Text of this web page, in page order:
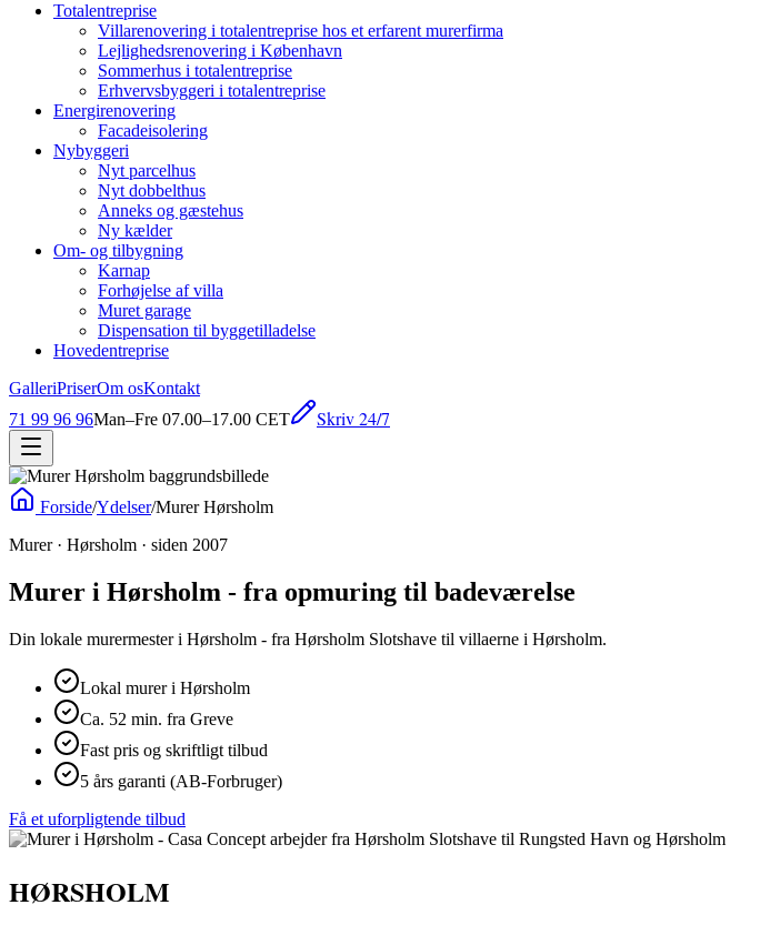
Totalentreprise
Villarenovering i totalentreprise hos et erfarent murerfirma
Lejlighedsrenovering i København
Sommerhus i totalentreprise
Erhvervsbyggeri i totalentreprise
Energirenovering
Facadeisolering
Nybyggeri
Nyt parcelhus
Nyt dobbelthus
Anneks og gæstehus
Ny kælder
Om- og tilbygning
Karnap
Forhøjelse af villa
Muret garage
Dispensation til byggetilladelse
Hovedentreprise
GalleriPriserOm osKontakt
71 99 96 96Man–Fre 07.00–17.00 CET Skriv 24/7
Forside/Ydelser/Murer Hørsholm
Murer · Hørsholm · siden 2007
Murer i Hørsholm - fra opmuring til badeværelse
Din lokale murermester i Hørsholm - fra Hørsholm Slotshave til villaerne i Hørsholm.
Lokal murer i Hørsholm
Ca. 52 min. fra Greve
Fast pris og skriftligt tilbud
5 års garanti (AB-Forbruger)
Få et uforpligtende tilbud
HØRSHOLM